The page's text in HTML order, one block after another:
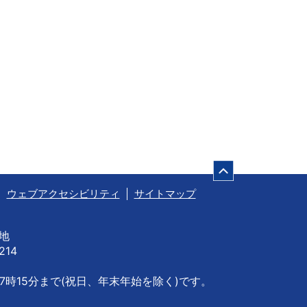
ウェブアクセシビリティ サイトマップ
時15分まで(祝日、年末年始を除く)です。